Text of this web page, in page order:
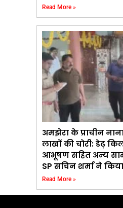
Read More »
अमझेरा के प्राचीन
लाखों की चोरी: डेढ़
आभूषण सहित अन्य
SP सचिन शर्मा ने
Read More »